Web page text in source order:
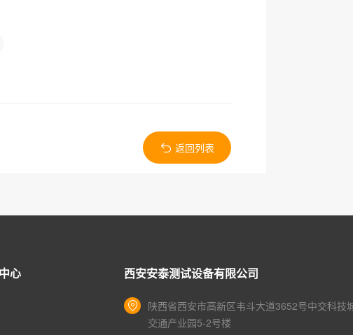
返回列表
心 西安安泰测试设备有限公司
陕西省西安市高新区韦斗大道3652号中交科技
交通产业园5-2号楼